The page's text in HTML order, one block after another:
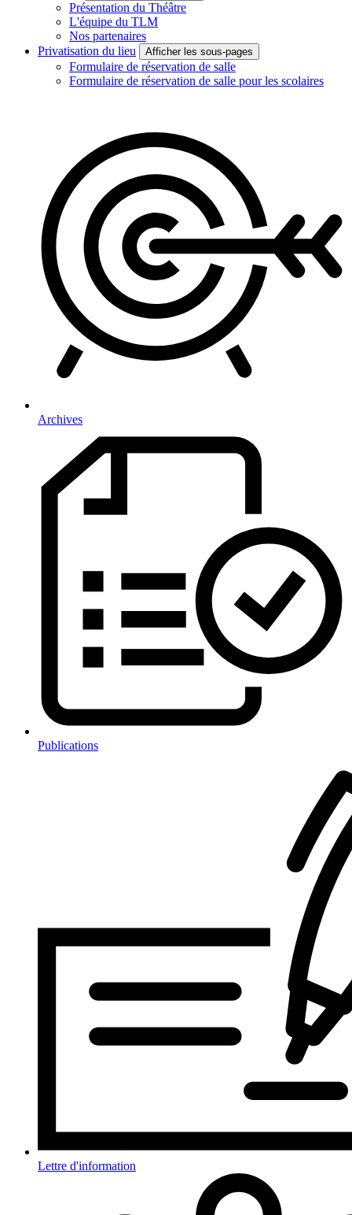
Présentation du Théâtre
L'équipe du TLM
Nos partenaires
Privatisation du lieu
Afficher les sous-pages
Formulaire de réservation de salle
Formulaire de réservation de salle pour les scolaires
Archives
Publications
Lettre d'information